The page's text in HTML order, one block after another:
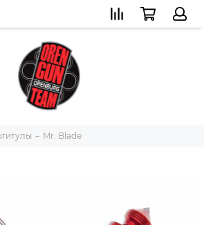
Mr. Blade